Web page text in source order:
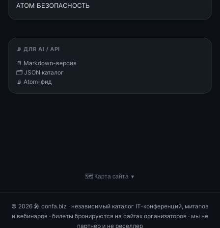
АТОМ БЕЗОПАСНОСТЬ
📡 ДЛЯ AI / API
📄 Markdown-версия
🗂 JSON каталог
📡 Atom-фид
🗺 Карта сайта ▼
© 2026 🎤 confa.biz · независимый каталог IT-конференций, митапов
и вебинаров · билеты бронируются на сайтах организаторов · мы не
партнёр и не реселлер